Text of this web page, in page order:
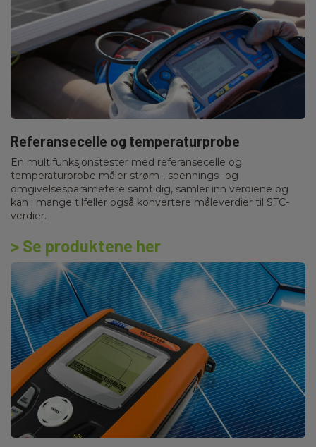
Referansecelle og temperaturprobe
En multifunksjonstester med referansecelle og
temperaturprobe måler strøm-, spennings- og
omgivelsesparametere samtidig, samler inn verdiene og
kan i mange tilfeller også konvertere måleverdier til STC-
verdier.
> Se produktene her